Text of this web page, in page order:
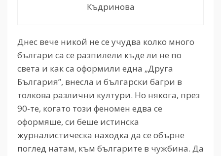
Къдринова
Днес вече никой не се учудва колко много
българи са се разпилели къде ли не по
света и как са оформили една „Друга
България”, внесла и български багри в
толкова различни култури. Но някога, през
90-те, когато този феномен едва се
оформяше, си беше истинска
журналистическа находка да се обърне
поглед натам, към българите в чужбина. Да